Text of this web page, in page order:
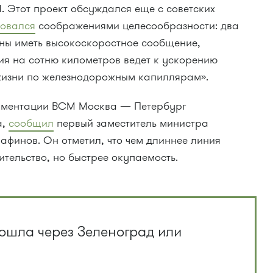
проект обсуждался еще с советских
соображениями целесообразности: два
иметь высокоскоростное сообщение,
на сотню километров ведет к ускорению
по железнодорожным капиллярам».
ВСМ Москва — Петербург
сообщил первый заместитель министра
Он отметил, что чем длиннее линия
но быстрее окупаемость.
через Зеленоград или